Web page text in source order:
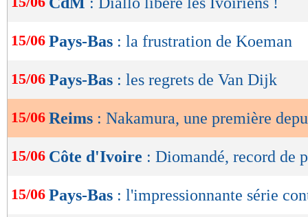
de
OK
15/06 Pays-Bas : la frustration de Koeman
15/06 Pays-Bas : les regrets de Van Dijk
15/06 Reims : Nakamura, une première
15/06 Côte d'Ivoire : Diomandé, record de
15/06 Pays-Bas : l'impressionnante série